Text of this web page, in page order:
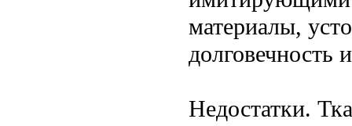
материалы,
долговечность
Недостатки.